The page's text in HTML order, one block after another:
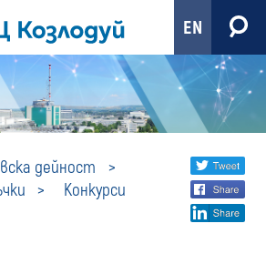
EN
дейност
Конкурси
Конкурси
Share
social